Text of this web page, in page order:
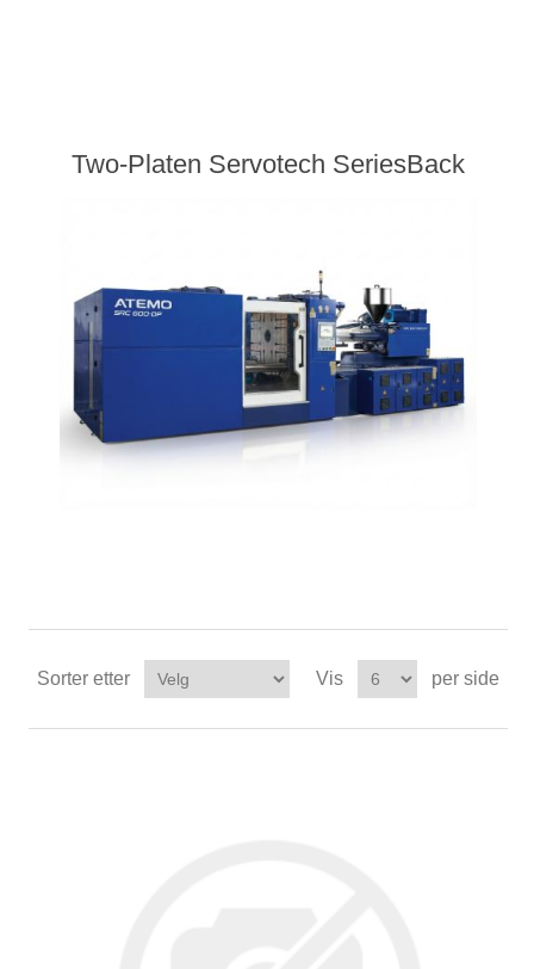
Two-Platen Servotech SeriesBack
Sorter etter Vis per side